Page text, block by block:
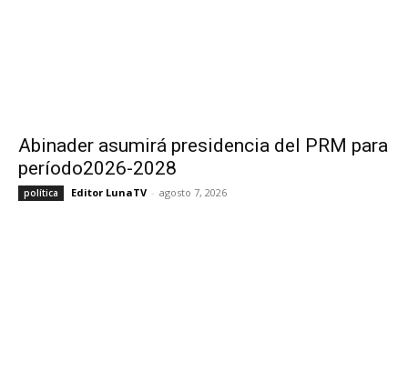
Abinader asumirá presidencia del PRM para
período2026-2028
política Editor LunaTV - agosto 7, 2026